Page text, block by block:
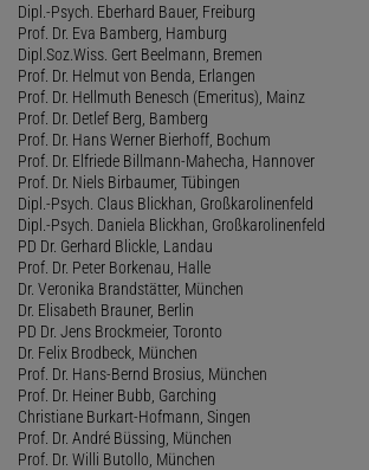
Dipl.-Psych. Eberhard Bauer, Freiburg
Prof. Dr. Eva Bamberg, Hamburg
Dipl.Soz.Wiss. Gert Beelmann, Bremen
Prof. Dr. Helmut von Benda, Erlangen
Prof. Dr. Hellmuth Benesch (Emeritus), Mainz
Prof. Dr. Detlef Berg, Bamberg
Prof. Dr. Hans Werner Bierhoff, Bochum
Prof. Dr. Elfriede Billmann-Mahecha, Hannover
Prof. Dr. Niels Birbaumer, Tübingen
Dipl.-Psych. Claus Blickhan, Großkarolinenfeld
Dipl.-Psych. Daniela Blickhan, Großkarolinenfeld
PD Dr. Gerhard Blickle, Landau
Prof. Dr. Peter Borkenau, Halle
Dr. Veronika Brandstätter, München
Dr. Elisabeth Brauner, Berlin
PD Dr. Jens Brockmeier, Toronto
Dr. Felix Brodbeck, München
Prof. Dr. Hans-Bernd Brosius, München
Prof. Dr. Heiner Bubb, Garching
Christiane Burkart-Hofmann, Singen
Prof. Dr. André Büssing, München
Prof. Dr. Willi Butollo, München